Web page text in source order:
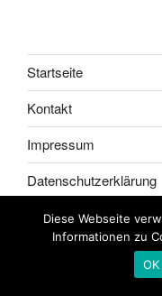
Startseite
Kontakt
Impressum
Datenschutzerklärung
Diese Webseite
Informationen zu
OK